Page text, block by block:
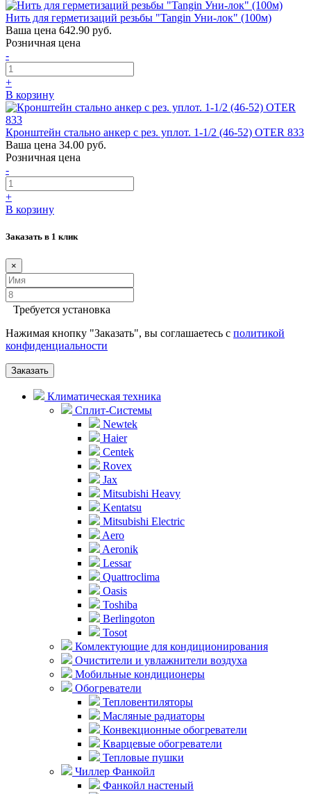
Нить для герметизаций резьбы "Tangin Уни-лок" (100м)
Ваша цена 642.90 руб.
Розничная цена
-
+
В корзину
Кронштейн стально анкер с рез. уплот. 1-1/2 (46-52) OTER 833
Ваша цена 34.00 руб.
Розничная цена
-
+
В корзину
Заказать в 1 клик
×
Требуется установка
Нажимая кнопку "Заказать", вы соглашаетесь с политикой
конфиденциальности
Заказать
Климатическая техника
Сплит-Системы
Newtek
Haier
Centek
Rovex
Jax
Mitsubishi Heavy
Kentatsu
Mitsubishi Electric
Aero
Aeronik
Lessar
Quattroclima
Oasis
Toshiba
Berlingoton
Tosot
Комлектующие для кондиционирования
Очистители и увлажнители воздуха
Мобильные кондиционеры
Обогреватели
Тепловентиляторы
Масляные радиаторы
Конвекционные обогреватели
Кварцевые обогреватели
Тепловые пушки
Чиллер Фанкойл
Фанкойл настеный